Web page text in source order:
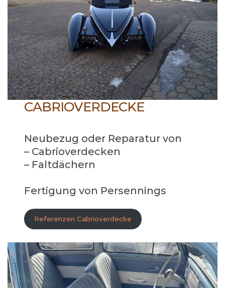
CABRIOVERDECKE
Neubezug oder Reparatur von
– Cabrioverdecken
– Faltdächern
Fertigung von Persennings
Referenzen Cabrioverdecke